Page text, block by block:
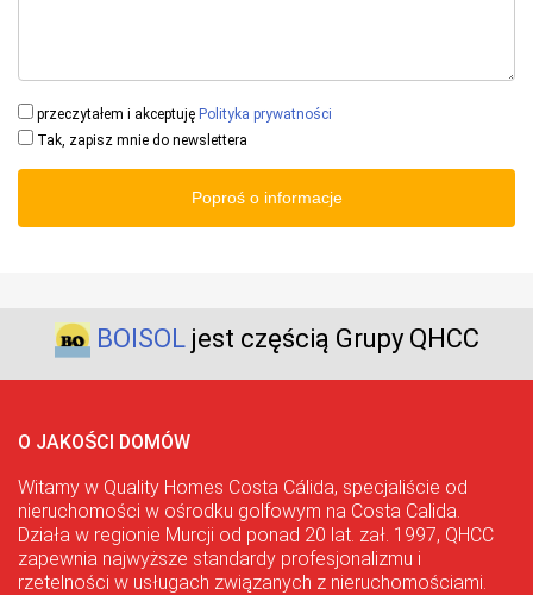
przeczytałem i akceptuję Polityka prywatności
Tak, zapisz mnie do newslettera
Poproś o informacje
BOISOLjest częścią Grupy QHCC
O JAKOŚCI DOMÓW
Witamy w Quality Homes Costa Cálida, specjaliście od
nieruchomości w ośrodku golfowym na Costa Calida.
Działa w regionie Murcji od ponad 20 lat. zał. 1997, QHCC
zapewnia najwyższe standardy profesjonalizmu i
rzetelności w usługach związanych z nieruchomościami.